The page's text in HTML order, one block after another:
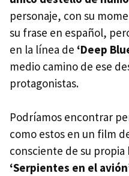
personaje, con su
su frase en español,
en la línea de ‘Deep
medio camino de ese
protagonistas.
Podríamos encontrar
como estos en un film
consciente de su
‘Serpientes en el